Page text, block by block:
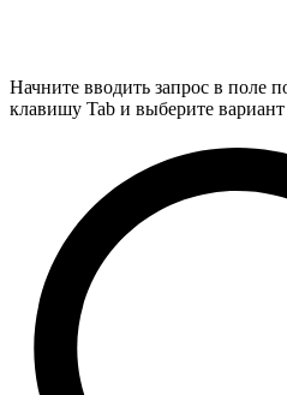
Начните вводить запрос в поле
клавишу Tab и выберите вариант